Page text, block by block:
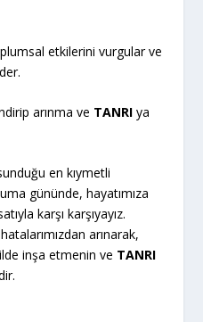
etkilerini vurgular ve
arınma ve TANRIya
en kıymetli
gününde, hayatımıza
karşı karşıyayız.
arınarak,
inşa etmenin ve TANRI